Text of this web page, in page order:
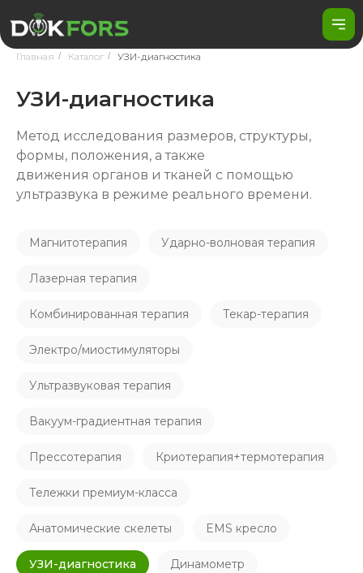
Главная / Каталог / УЗИ-диагностика
УЗИ-диагностика
Метод исследования размеров, структуры,
формы, положения, а также
движения органов и тканей с помощью
ультразвука в режиме реального времени.
Магнитотерапия Ударно-волновая терапия
Лазерная терапия
Комбинированная терапия Текар-терапия
Электро/миостимуляторы
Ультразвуковая терапия
Вакуум-градиентная терапия
Прессотерапия Криотерапия+термотерапия
Тележки премиум-класса
Анатомические скелеты EMS кресло
УЗИ-диагностика Динамометр